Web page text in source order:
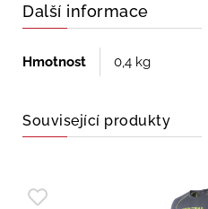
Další informace
Hmotnost 0,4 kg
Související produkty